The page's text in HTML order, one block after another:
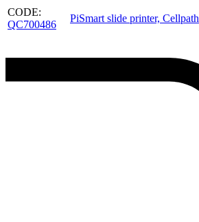
CODE:
QC700486
PiSmart slide printer, Cellpath